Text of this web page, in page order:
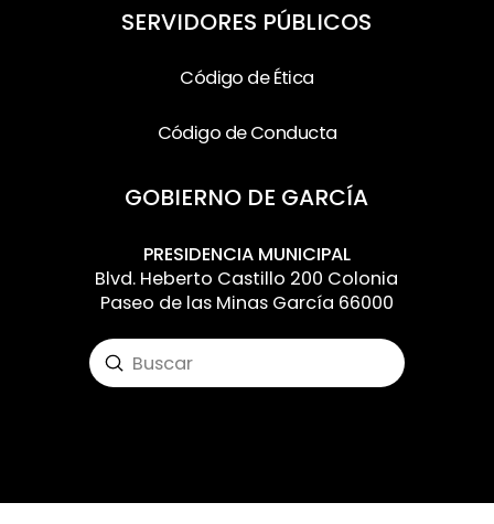
SERVIDORES PÚBLICOS
Código de Ética
Código de Conducta
GOBIERNO DE GARCÍA
PRESIDENCIA MUNICIPAL
Blvd. Heberto Castillo 200 Colonia
Paseo de las Minas García 66000
Search
Submit